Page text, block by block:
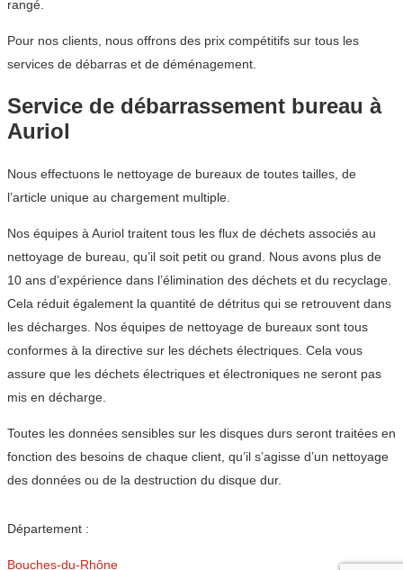
rangé.
Pour nos clients, nous offrons des prix compétitifs sur tous les
services de débarras et de déménagement.
Service de débarrassement bureau à
Auriol
Nous effectuons le nettoyage de bureaux de toutes tailles, de
l’article unique au chargement multiple.
Nos équipes à Auriol traitent tous les flux de déchets associés au
nettoyage de bureau, qu’il soit petit ou grand. Nous avons plus de
10 ans d’expérience dans l’élimination des déchets et du recyclage.
Cela réduit également la quantité de détritus qui se retrouvent dans
les décharges. Nos équipes de nettoyage de bureaux sont tous
conformes à la directive sur les déchets électriques. Cela vous
assure que les déchets électriques et électroniques ne seront pas
mis en décharge.
Toutes les données sensibles sur les disques durs seront traitées en
fonction des besoins de chaque client, qu’il s’agisse d’un nettoyage
des données ou de la destruction du disque dur.
Département :
Bouches-du-Rhône